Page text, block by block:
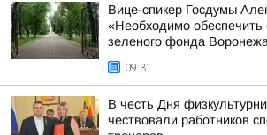
Вице-спикер Госдумы
«Необходимо обеспечить
зеленого фонда
09:31
В честь Дня
чествовали работников